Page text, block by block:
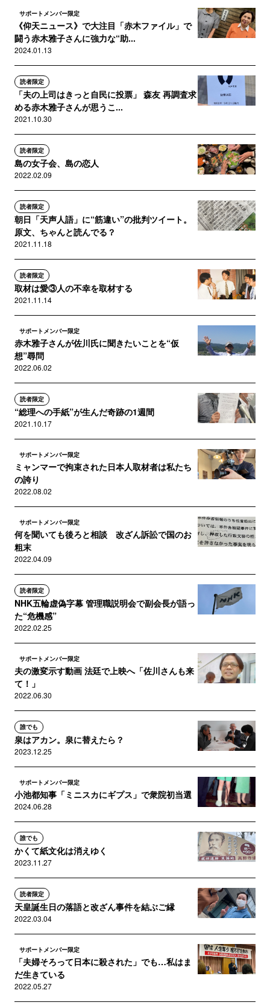
サポートメンバー限定
《仰天ニュース》で大注目「赤木ファイル」で
闘う赤木雅子さんに強力な“助...
2024.01.13
読者限定
「夫の上司はきっと自民に投票」 森友 再調査求
める赤木雅子さんが思うこ...
2021.10.30
読者限定
島の女子会、島の恋人
2022.02.09
読者限定
朝日「天声人語」に“筋違い”の批判ツイート。
原文、ちゃんと読んでる？
2021.11.18
読者限定
取材は愛③人の不幸を取材する
2021.11.14
サポートメンバー限定
赤木雅子さんが佐川氏に聞きたいことを“仮
想”尋問
2022.06.02
読者限定
“総理への手紙”が生んだ奇跡の1週間
2021.10.17
サポートメンバー限定
ミャンマーで拘束された日本人取材者は私たち
の誇り
2022.08.02
サポートメンバー限定
何を聞いても後ろと相談 改ざん訴訟で国のお
粗末
2022.04.09
読者限定
NHK五輪虚偽字幕 管理職説明会で副会長が語っ
た“危機感”
2022.02.25
サポートメンバー限定
夫の激変示す動画 法廷で上映へ「佐川さんも来
て！」
2022.06.30
誰でも
泉はアカン。泉に替えたら？
2023.12.25
サポートメンバー限定
小池都知事「ミニスカにギプス」で衆院初当選
2024.06.28
誰でも
かくて紙文化は消えゆく
2023.11.27
読者限定
天皇誕生日の落語と改ざん事件を結ぶご縁
2022.03.04
サポートメンバー限定
「夫婦そろって日本に殺された」でも…私はま
だ生きている
2022.05.27